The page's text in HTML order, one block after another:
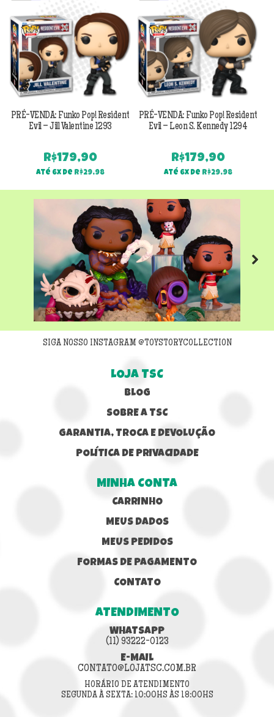
PRÉ-VENDA: Funko Pop! Resident
Evil – Jill Valentine 1293
R$179,90
Até 6x de R$29,98
PRÉ-VENDA: Funko Pop! Resident
Evil – Leon S. Kennedy 1294
R$179,90
Até 6x de R$29,98
Next
SIGA NOSSO INSTAGRAM @TOYSTORYCOLLECTION
LOJA TSC
BLOG
SOBRE A TSC
GARANTIA, TROCA E DEVOLUÇÃO
POLÍTICA DE PRIVACIDADE
MINHA CONTA
CARRINHO
MEUS DADOS
MEUS PEDIDOS
FORMAS DE PAGAMENTO
CONTATO
ATENDIMENTO
WHATSAPP
(11) 93222-0123
E-MAIL
CONTATO@LOJATSC.COM.BR
HORÁRIO DE ATENDIMENTO
SEGUNDA À SEXTA: 10:00HS ÀS 18:00HS